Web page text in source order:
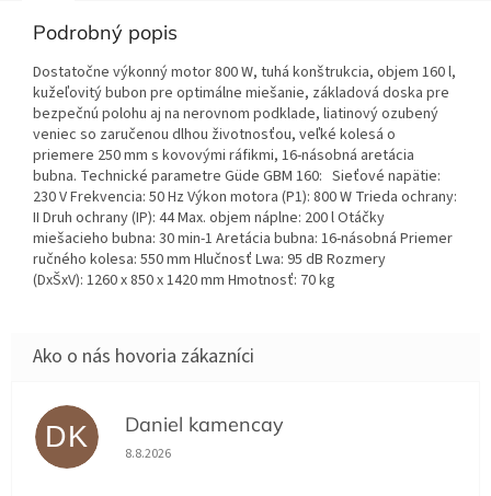
Podrobný popis
Dostatočne výkonný motor 800 W, tuhá konštrukcia, objem 160 l,
kužeľovitý bubon pre optimálne miešanie, základová doska pre
bezpečnú polohu aj na nerovnom podklade, liatinový ozubený
veniec so zaručenou dlhou životnosťou, veľké kolesá o
priemere 250 mm s kovovými ráfikmi, 16-násobná aretácia
bubna. Technické parametre Güde GBM 160: Sieťové napätie:
230 V Frekvencia: 50 Hz Výkon motora (P1): 800 W Trieda ochrany:
II Druh ochrany (IP): 44 Max. objem náplne: 200 l Otáčky
miešacieho bubna: 30 min-1 Aretácia bubna: 16-násobná Priemer
ručného kolesa: 550 mm Hlučnosť Lwa: 95 dB Rozmery
(DxŠxV): 1260 x 850 x 1420 mm Hmotnosť: 70 kg
DK Daniel kamencay
Hodnotenie obchodu je 5 z 5 hviezdičiek.
8.8.2026